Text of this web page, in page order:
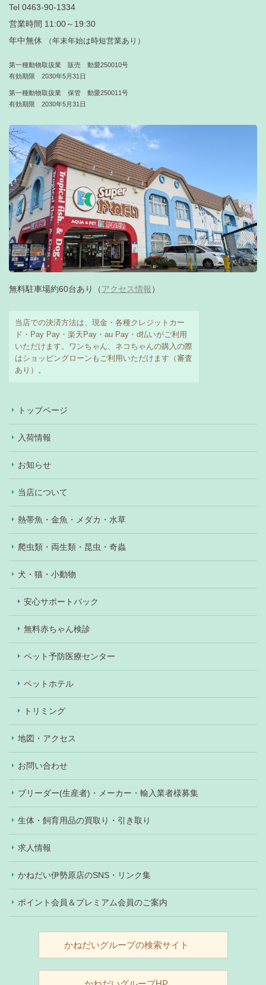
Tel 0463-90-1334
営業時間 11:00～19:30
年中無休
（年末年始は時短営業あり）
第一種動物取扱業 販売 動愛250010号
有効期限 2030年5月31日
第一種動物取扱業 保管 動愛250011号
有効期限 2030年5月31日
無料駐車場約60台あり（アクセス情報）
当店での決済方法は、現金・各種クレジットカー
ド・Pay Pay・楽天Pay・au Pay・d払いがご利用
いただけます。ワンちゃん、ネコちゃんの購入の際
はショッピングローンもご利用いただけます（審査
あり）。
トップページ
入荷情報
お知らせ
当店について
熱帯魚・金魚・メダカ・水草
爬虫類・両生類・昆虫・奇蟲
犬・猫・小動物
安心サポートパック
無料赤ちゃん検診
ペット予防医療センター
ペットホテル
トリミング
地図・アクセス
お問い合わせ
ブリーダー(生産者)・メーカー・輸入業者様募集
生体・飼育用品の買取り・引き取り
求人情報
かねだい伊勢原店のSNS・リンク集
ポイント会員＆プレミアム会員のご案内
かねだいグループの検索サイト